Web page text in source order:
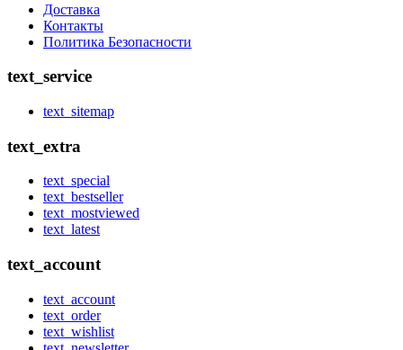
Доставка
Контакты
Политика Безопасности
text_service
text_sitemap
text_extra
text_special
text_bestseller
text_mostviewed
text_latest
text_account
text_account
text_order
text_wishlist